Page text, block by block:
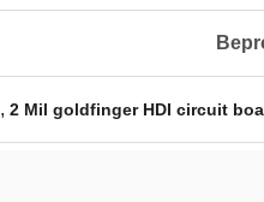
, 2 Mil goldfinger HDI circuit